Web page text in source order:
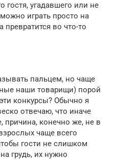
гостя, угадавшего или не
играть просто на
превратится во что-то
пальцем, но чаще
наши товарищи) порой
конкурсы? Обычно я
отвечаю, что иначе
причина, конечно же, не в
чаще всего
гости не слишком
грудь, их нужно